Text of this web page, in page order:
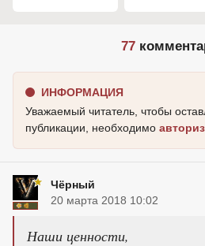
77
ИНФОРМАЦИЯ
Уважаемый читатель, чтобы
публикации, необходимо
Чёрный
20 марта 2018 10:02
Наши ценности,